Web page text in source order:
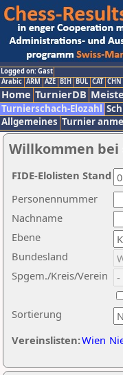
Logged on: Gast
Arabic ARM AZE BIH BUL CAT CHN
Home TurnierDB
Turnierschach-Elozahl
Allgemeines Turnier
Willkommen bei
Nachname
Ebene
Sortierung
Personennummer
Bundesland
Spgem./Kreis/Verein
Vereinslisten:Wien
FIDE-Elolisten Stand